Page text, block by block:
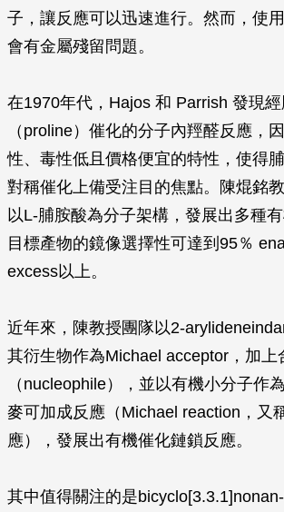
子，讓反應可以迅速進行。然而，使
會有金屬殘留問題。
在1970年代，Hajos 和 Parrish 發現
（proline）催化的分子內羥醛反應，
性、毒性低且價格便宜的特性，使得
對稱催化上備受注目的焦點。陳焜銘
以L-脯胺酸為分子架構，發展出多種
目標產物的鏡像選擇性可達到95％
excess以上。
近年來，陳教授團隊以2-
其衍生物作為Michael acceptor，加上
（nucleophile），並以有機小分子作
麥可加成反應（Michael reaction，又
應），發展出有機催化鏈鎖反應。
其中值得關注的是